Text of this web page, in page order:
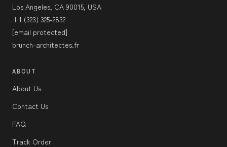
Los Angeles, CA 90015, USA
+1 (323) 325-2832
[email protected]
brunch-architectes.fr
ABOUT
About Us
Contact Us
FAQ
Track Order